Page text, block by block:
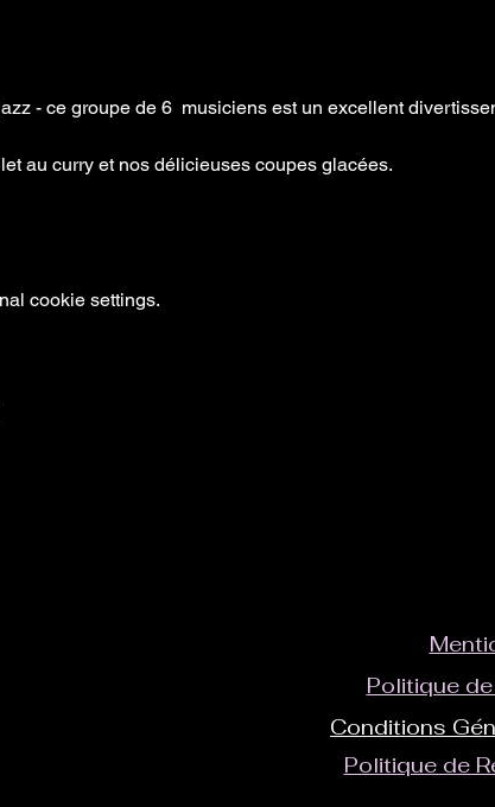
- ce groupe de 6  musiciens est un excellent
au curry et nos délicieuses coupes glacées.
cookie settings.
Politique
Conditions
Politique de